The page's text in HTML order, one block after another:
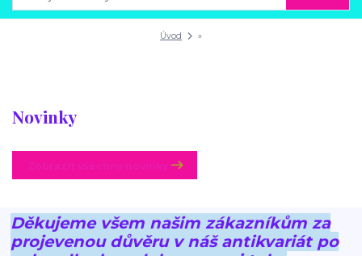
Úvod »
Novinky
Děkujeme všem našim zákazníkům za
projevenou důvěru v náš antikvariát po